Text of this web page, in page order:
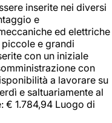
inserite nei diversi
e
ed elettriche
e grandi
con un iniziale
con
a lavorare su
e saltuariamente al
€ 1.784,94 Luogo di